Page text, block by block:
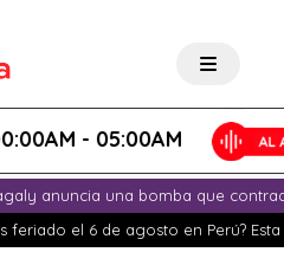
- 05:00AM
anuncia una bomba que
feriado el 6 de agosto en Perú?